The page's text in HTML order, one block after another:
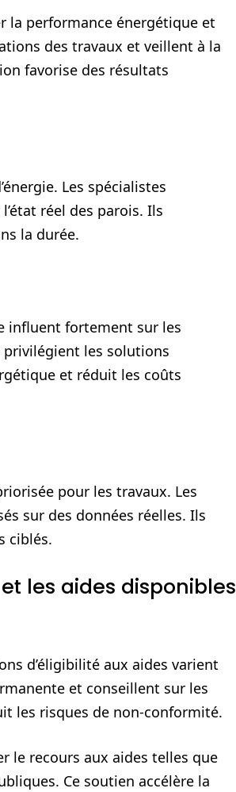
la performance énergétique et
des travaux et veillent à la
favorise des résultats
Les spécialistes
réel des parois. Ils
la durée.
influent fortement sur les
les solutions
et réduit les coûts
pour les travaux. Les
sur des données réelles. Ils
ciblés.
les aides disponibles
d’éligibilité aux aides varient
et conseillent sur les
les risques de non-conformité.
le recours aux aides telles que
Ce soutien accélère la